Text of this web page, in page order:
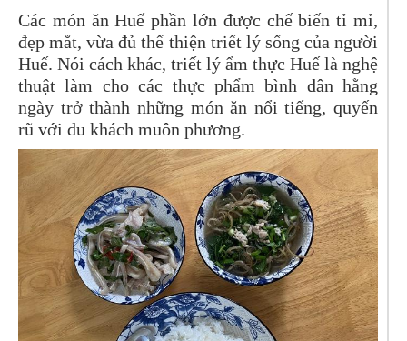
Các món ăn Huế phần lớn được chế biến tỉ mỉ,
đẹp mắt, vừa đủ thể thiện triết lý sống của người
Huế. Nói cách khác, triết lý ẩm thực Huế là nghệ
thuật làm cho các thực phẩm bình dân hằng
ngày trở thành những món ăn nổi tiếng, quyến
rũ với du khách muôn phương.